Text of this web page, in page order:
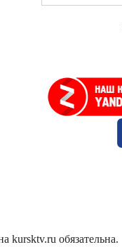
kursktv.ru обязательна.